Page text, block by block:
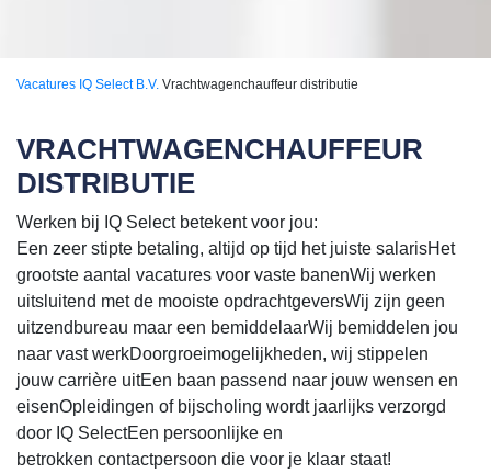
Vacatures IQ Select B.V. Vrachtwagenchauffeur distributie
VRACHTWAGENCHAUFFEUR
DISTRIBUTIE
Werken bij IQ Select betekent voor jou:
Een zeer stipte betaling, altijd op tijd het juiste salarisHet
grootste aantal vacatures voor vaste banenWij werken
uitsluitend met de mooiste opdrachtgeversWij zijn geen
uitzendbureau maar een bemiddelaarWij bemiddelen jou
naar vast werkDoorgroeimogelijkheden, wij stippelen
jouw carrière uitEen baan passend naar jouw wensen en
eisenOpleidingen of bijscholing wordt jaarlijks verzorgd
door IQ SelectEen persoonlijke en
betrokken contactpersoon die voor je klaar staat!